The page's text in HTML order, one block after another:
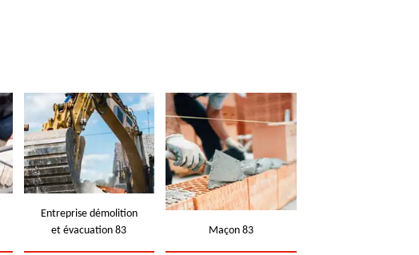
Entreprise démolition
et évacuation 83
Maçon 83